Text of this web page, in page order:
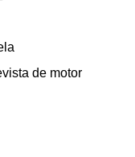
de motor